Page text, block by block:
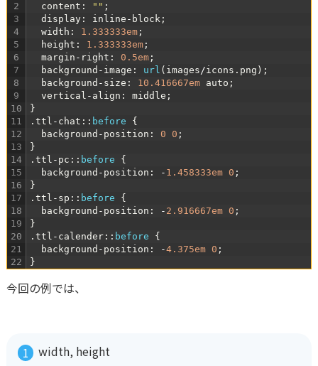
2
3
4
5
6
7
8
9
10
11
12
13
14
15
16
17
18
19
20
21
22
content : "" ;
display: inline - block;
width : 1.333333em;
height : 1.333333em;
margin - right : 0.5em;
background - image : url ( images/icons . png ) ;
background - size : 10.416667em auto ;
vertical - align : middle ;
}
. ttl - chat : : before
{
background - position : 0 0 ;
}
. ttl - pc : : before
{
background - position : - 1.458333em 0 ;
}
. ttl - sp : : before
{
background - position : - 2.916667em 0 ;
}
. ttl - calender: : before
{
background - position : -4.375em 0 ;
}
今回の例では、
width, height